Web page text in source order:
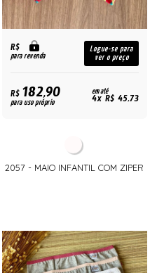
R$
para revenda
Logue-se para
ver o preço
R$182,90
para uso próprio
em até
4x R$ 45,73
2057 - MAIO INFANTIL COM ZIPER